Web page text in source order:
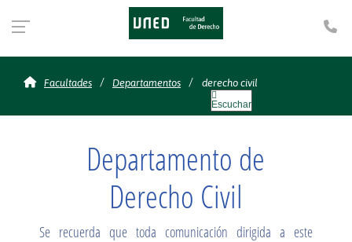
derecho civil
Facultades Departamentos derecho civil
Escuchar
Departamento de
Derecho Civil
Se recuerda que toda comunicación dirigida a este